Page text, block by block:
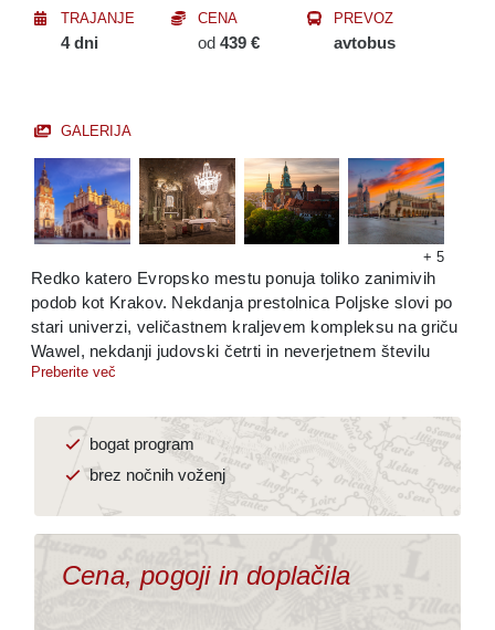
priljubljenih potovanj
Messenger
Email
SMS
Kopirano v odložišče!
TRAJANJE
4 dni
CENA
od 439 €
PREVOZ
avtobus
GALERIJA
+ 5
Redko katero Evropsko mestu ponuja toliko zanimivih
podob kot Krakov. Nekdanja prestolnica Poljske slovi po
stari univerzi, veličastnem kraljevem kompleksu na griču
Wawel, nekdanji judovski četrti in neverjetnem številu
cerkva. Pripravili smo vam privlačen in udoben program
rudnika soli Wieliczka in presunljivega spominskega
obeležja na mestu nekdanjega koncentracijskega
taborišča Auschwitz.
Preberite več
bogat program
brez nočnih voženj
Cena, pogoji in doplačila